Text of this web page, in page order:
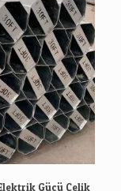
Gücü Çelik